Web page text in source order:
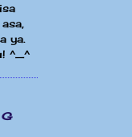
ya.
^_^